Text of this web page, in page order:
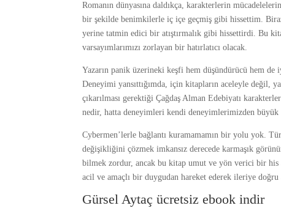
Romanın dünyasına daldıkça, karakterlerin
bir şekilde benimkilerle iç içe geçmiş gibi hissettim.
yerine tatmin edici bir atıştırmalık gibi hissettirdi. Bu
varsayımlarımızı zorlayan bir hatırlatıcı olacak.
Yazarın panik üzerineki keşfi hem düşündürücü hem de
Deneyimi yansıttığımda, için kitapların aceleyle değil,
çıkarılması gerektiği Çağdaş Alman Edebiyatı
nedir, hatta deneyimleri kendi deneyimlerimizden büyük
Cybermen’lerle bağlantı kuramamamın bir yolu yok.
değişikliğini çözmek imkansız derecede karmaşık
bilmek zordur, ancak bu kitap umut ve yön verici bir his
acil ve amaçlı bir duygudan hareket ederek ileriye
Gürsel Aytaç ücretsiz ebook indir